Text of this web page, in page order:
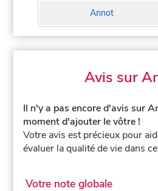
Annot
Avis sur
Il n'y a pas encore d'avis sur
moment d'ajouter le vôtre !
Votre avis est précieux pour
évaluer la qualité de vie dans
Votre note globale